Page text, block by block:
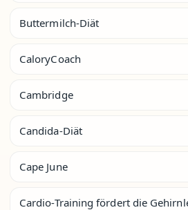
Buttermilch-Diät
CaloryCoach
Cambridge
Candida-Diät
Cape June
Cardio-Training fördert die